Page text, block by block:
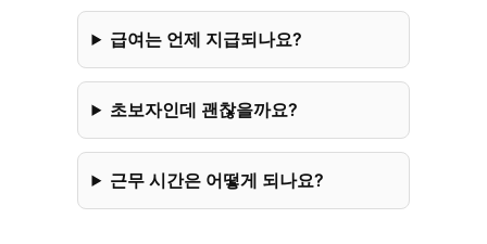
급여는 언제 지급되나요?
초보자인데 괜찮을까요?
근무 시간은 어떻게 되나요?